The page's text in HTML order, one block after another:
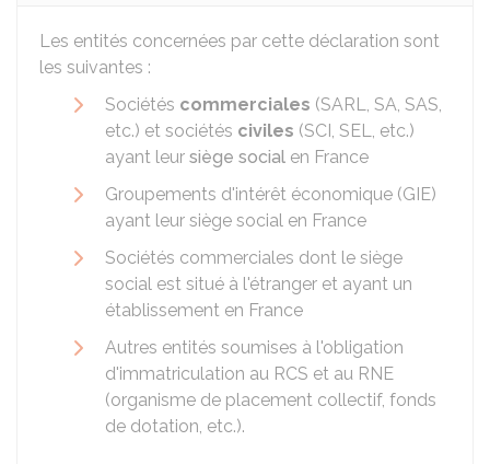
Les entités concernées par cette déclaration sont
les suivantes :
Sociétés commerciales (SARL, SA, SAS,
etc.) et sociétés civiles (SCI, SEL, etc.)
ayant leur siège social en France
Groupements d'intérêt économique (GIE)
ayant leur siège social en France
Sociétés commerciales dont le siège
social est situé à l'étranger et ayant un
établissement en France
Autres entités soumises à l'obligation
d'immatriculation au RCS et au RNE
(organisme de placement collectif, fonds
de dotation, etc.).